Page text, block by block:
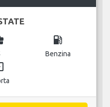
local_gas_station
Benzina